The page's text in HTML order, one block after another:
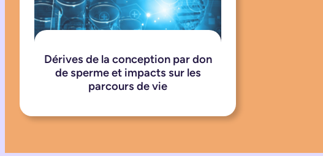
Dérives de la conception par don
de sperme et impacts sur les
parcours de vie